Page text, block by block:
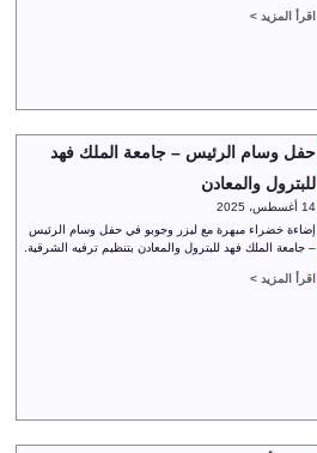
اقرأ المزيد >
حفل وسام الرئيس – جامعة الملك فهد
للبترول والمعادن
14 أغسطس، 2025
إضاءة خضراء مبهرة مع ليزر وجوبو في حفل وسام الرئيس
– جامعة الملك فهد للبترول والمعادن بتنظيم ترفيه الشرقية.
اقرأ المزيد >